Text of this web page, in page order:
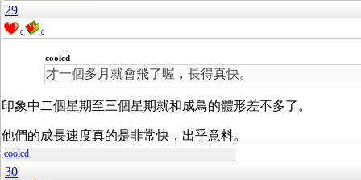
29
0 0
coolcd
才一個多月就會飛了喔，長得真快。
印象中二個星期至三個星期就和成鳥的體形差不多了。
他們的成長速度真的是非常快，出乎意料。
coolcd
30